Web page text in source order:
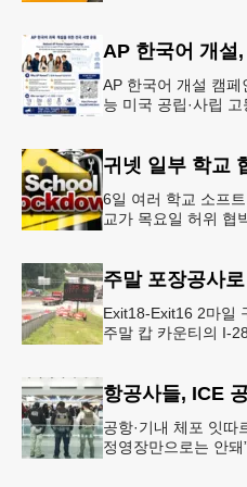
AP 한국어 개설
AP 한국어 개설 캠
능 미국 공립·사립
귀넷 일부 학교
6일 여러 학교 소프
교가 목요일 허위 협
Exit18-Exit16 2마일
주말 캅 카운티의 I-
공항·기내 체포 잇따
정영장만으로는 안돼